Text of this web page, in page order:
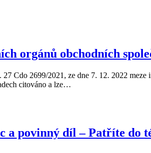
orgánů obchodních
Cdo 2699/2021, ze dne 7. 12. 2022
citováno a lze…
a povinný díl – Patříte do